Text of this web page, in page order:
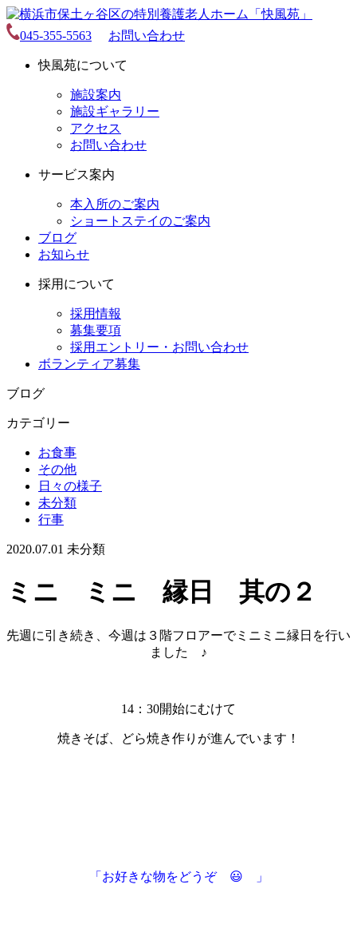
045-355-5563 お問い合わせ
快風苑について
施設案内
施設ギャラリー
アクセス
お問い合わせ
サービス案内
本入所のご案内
ショートステイのご案内
ブログ
お知らせ
採用について
採用情報
募集要項
採用エントリー・お問い合わせ
ボランティア募集
ブログ
カテゴリー
お食事
その他
日々の様子
未分類
行事
2020.07.01 未分類
ミニ ミニ 縁日 其の２
先週に引き続き、今週は３階フロアーでミニミニ縁日を行い
ました ♪
14：30開始にむけて
焼きそば、どら焼き作りが進んでいます！
「お好きな物をどうぞ 😃 」